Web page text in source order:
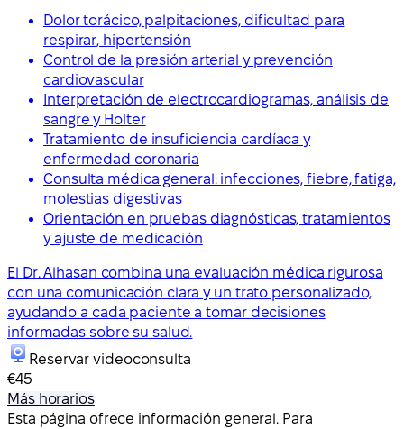
Dolor torácico, palpitaciones, dificultad para
respirar, hipertensión
Control de la presión arterial y prevención
cardiovascular
Interpretación de electrocardiogramas, análisis de
sangre y Holter
Tratamiento de insuficiencia cardíaca y
enfermedad coronaria
Consulta médica general: infecciones, fiebre, fatiga,
molestias digestivas
Orientación en pruebas diagnósticas, tratamientos
y ajuste de medicación
El Dr. Alhasan combina una evaluación médica rigurosa
con una comunicación clara y un trato personalizado,
ayudando a cada paciente a tomar decisiones
informadas sobre su salud.
Reservar videoconsulta
€45
Más horarios
Esta página ofrece información general. Para